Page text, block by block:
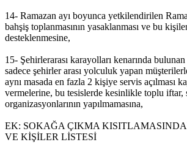
14- Ramazan ayı boyunca yetkilendirilen
bahşiş toplanmasının yasaklanması ve bu
desteklenmesine,
15- Şehirlerarası karayolları kenarında
sadece şehirler arası yolculuk yapan
aynı masada en fazla 2 kişiye servis açılması
vermelerine, bu tesislerde kesinlikle toplu iftar,
organizasyonlarının yapılmamasına,
EK: SOKAĞA ÇIKMA
VE KİŞİLER LİSTESİ